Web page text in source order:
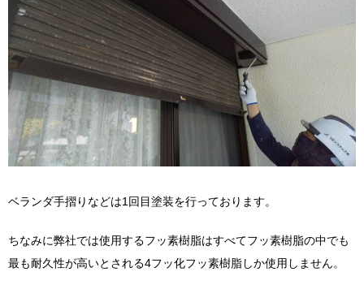
ベランダ手摺りなどは1回目塗装を行っております。
ちなみに弊社では使用するフッ素樹脂はすべてフッ素樹脂の中でも
最も耐久性が高いとされる4フッ化フッ素樹脂しか使用しません。